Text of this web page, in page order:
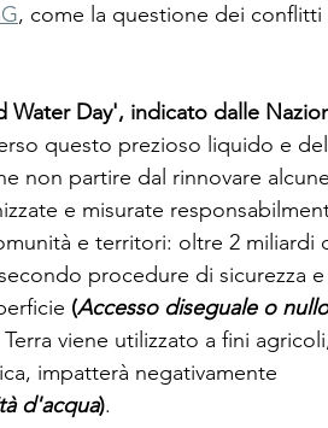
, come la questione dei conflitti
Day', indicato dalle
questo prezioso liquido e
non partire dal rinnovare alcune
e misurate
e territori: oltre 2 miliardi
procedure di sicurezza
(Accesso diseguale o
viene utilizzato a fini
impatterà negativamente
d'acqua).